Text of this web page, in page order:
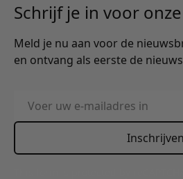
Schrijf je in voor
Meld je nu aan voor de
en ontvang als eerste de
E-mailadres
Inschrijven